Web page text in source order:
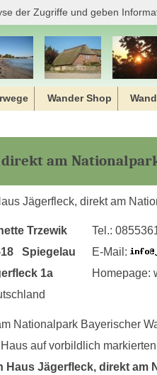
der Zugriffe und geben
Wander Shop
direkt am
Jägerfleck, direkt am
Trzewik
Spiegelau
1a
Tel.:
E-Mail:
Homepage:
Nationalpark Bayerischer
auf vorbildlich
Jägerfleck, direkt am